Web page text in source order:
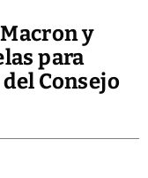
y
para
Consejo